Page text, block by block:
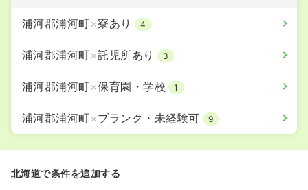
浦河郡浦河町×寮あり 4
浦河郡浦河町×託児所あり 3
浦河郡浦河町×保育園・学校 1
浦河郡浦河町×ブランク・未経験可 9
北海道で条件を追加する